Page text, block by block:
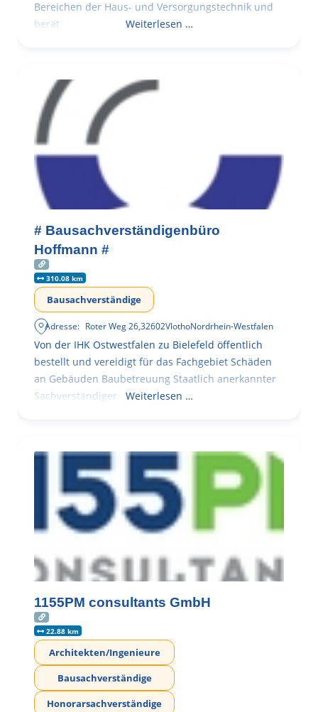
Bereichen der Haus- und Versorgungstechnik und
berät
Weiterlesen …
# Bausachverständigenbüro
Hoffmann #
310.08 km
Bausachverständige
Adresse: Roter Weg 26,32602VlothoNordrhein-Westfalen
Von der IHK Ostwestfalen zu Bielefeld öffentlich
bestellt und vereidigt für das Fachgebiet Schäden
an Gebäuden Baubetreuung Staatlich anerkannter
Sachverständiger
Weiterlesen …
1155PM consultants GmbH
22.88 km
Architekten/Ingenieure
Bausachverständige
Honorarsachverständige